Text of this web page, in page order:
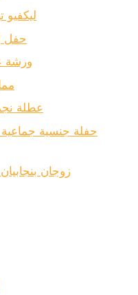
حفل
ورشة
عطلة
حفلة جنسية جماعية
زوجان